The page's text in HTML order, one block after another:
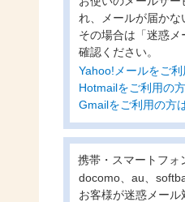
れ、メールが届かな
その場合は「迷惑
確認ください。
Yahoo!メールをご
Hotmailをご利用の
Gmailをご利用の方
携帯・スマートフォ
docomo、au、
お客様が迷惑メー